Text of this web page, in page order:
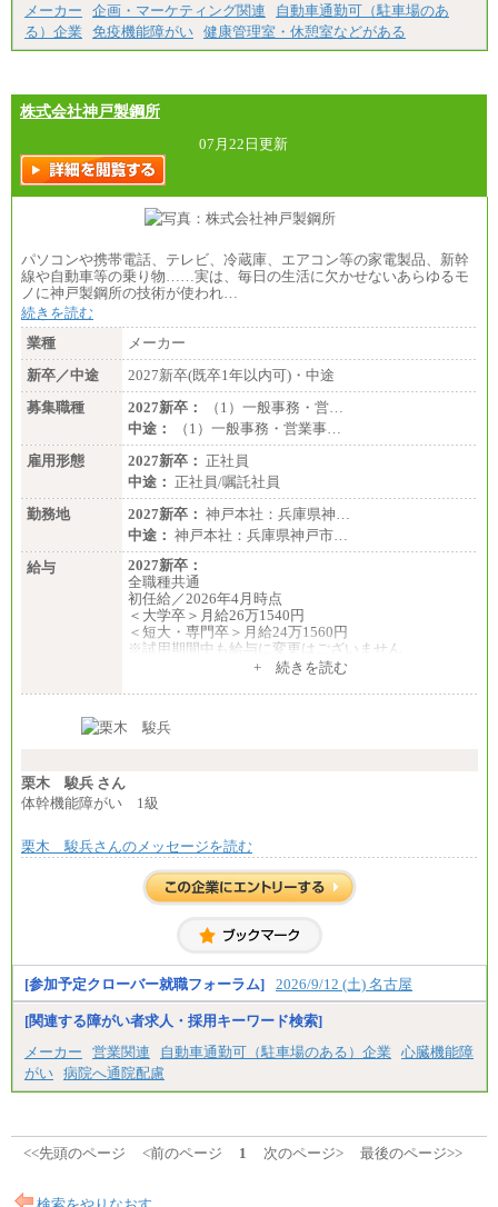
ます。
メーカー
企画・マーケティング関連
自動車通勤可（駐車場のあ
る）企業
免疫機能障がい 健康管理室・休憩室などがある
株式会社神戸製鋼所
07月22日更新
パソコンや携帯電話、テレビ、冷蔵庫、エアコン等の家電製品、新幹
線や自動車等の乗り物……実は、毎日の生活に欠かせないあらゆるモ
ノに神戸製鋼所の技術が使われ…
続きを読む
業種
メーカー
新卒／中途
2027新卒(既卒1年以内可)・中途
募集職種
2027新卒：
（1）一般事務・営…
中途：
（1）一般事務・営業事…
雇用形態
2027新卒： 正社員
中途： 正社員/嘱託社員
勤務地
2027新卒： 神戸本社：兵庫県神…
中途： 神戸本社：兵庫県神戸市…
給与
2027新卒：
全職種共通
初任給／2026年4月時点
＜大学卒＞月給26万1540円
＜短大・専門卒＞月給24万1560円
※試用期間中も給与に変更はございません
月給24万円～
※試用期間中も給与に変更はございません
+ 続きを読む
栗木 駿兵 さん
体幹機能障がい 1級
栗木 駿兵さんのメッセージを読む
[参加予定クローバー就職フォーラム] 2026/9/12 (土) 名古屋
[関連する障がい者求人・採用キーワード検索]
メーカー
営業関連 自動車通勤可（駐車場のある）企業
心臓機能障
がい 病院へ通院配慮
<<先頭のページ <前のページ 1 次のページ> 最後のページ>>